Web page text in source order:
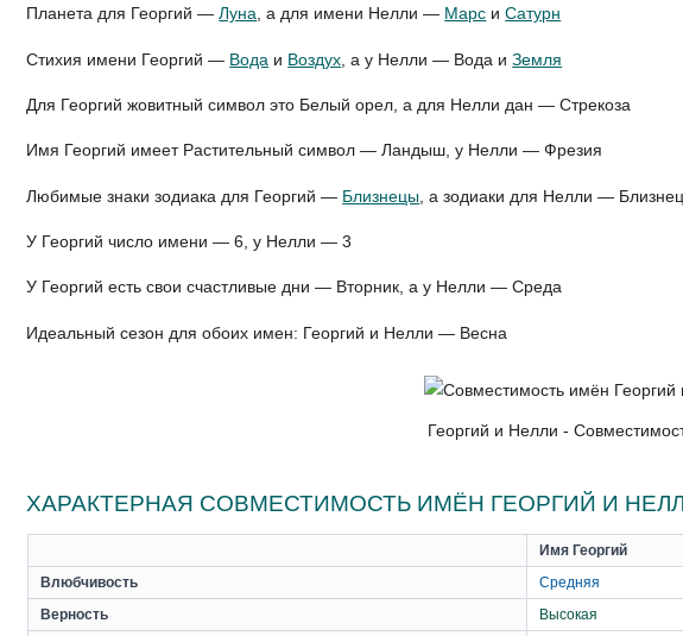
Планета для Георгий —Луна , а для имени Нелли — Марс иСатурн
Стихия имени Георгий — Вода и Воздух , а у Нелли — Вода иЗемля
Для Георгий жовитный символ это Белый орел, а для Нелли дан — Стрекоза
Имя Георгий имеет Растительный символ — Ландыш, у Нелли — Фрезия
Любимые знаки зодиака для Георгий — Близнецы , а зодиаки для Нелли —
У Георгий число имени — 6, у Нелли — 3
У Георгий есть свои счастливые дни — Вторник, а у Нелли — Среда
Идеальный сезон для обоих имен: Георгий и Нелли — Весна
Георгий и Нелли -
ХАРАКТЕРНАЯ СОВМЕСТИМОСТЬ ИМЁН ГЕОРГИЙ И
Имя Георгий
Влюбчивость
Средняя
Верность
Высокая